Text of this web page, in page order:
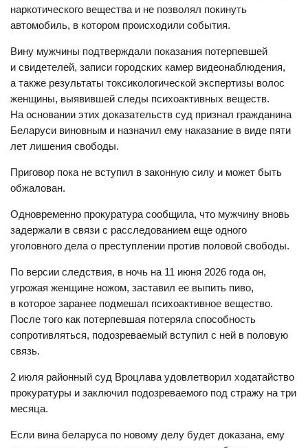
наркотического вещества и не позволял покинуть
автомобиль, в котором происходили события.
Вину мужчины подтверждали показания потерпевшей
и свидетелей, записи городских камер видеонаблюдения,
а также результаты токсикологической экспертизы волос
женщины, выявившей следы психоактивных веществ.
На основании этих доказательств суд признал гражданина
Беларуси виновным и назначил ему наказание в виде пяти
лет лишения свободы.
Приговор пока не вступил в законную силу и может быть
обжалован.
Одновременно прокуратура сообщила, что мужчину вновь
задержали в связи с расследованием еще одного
уголовного дела о преступлении против половой свободы.
По версии следствия, в ночь на 11 июня 2026 года он,
угрожая женщине ножом, заставил ее выпить пиво,
в которое заранее подмешал психоактивное вещество.
После того как потерпевшая потеряла способность
сопротивляться, подозреваемый вступил с ней в половую
связь.
2 июля районный суд Вроцлава удовлетворил ходатайство
прокуратуры и заключил подозреваемого под стражу на три
месяца.
Если вина беларуса по новому делу будет доказана, ему